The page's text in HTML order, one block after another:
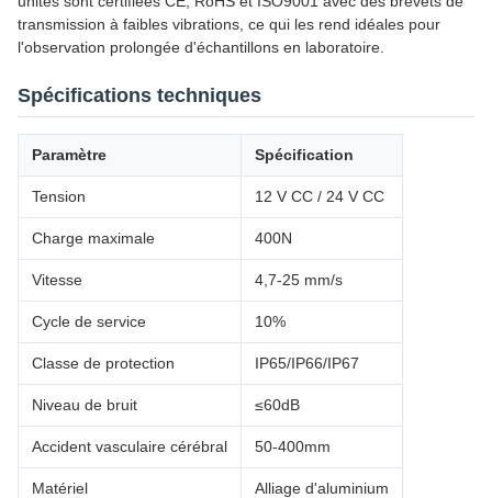
transmission à faibles vibrations, ce qui les rend idéales pour
l'observation prolongée d'échantillons en laboratoire.
Spécifications techniques
Paramètre Spécification
Tension 12 V CC / 24 V CC
Charge maximale 400N
Vitesse 4,7-25 mm/s
Cycle de service 10%
Classe de protection IP65/IP66/IP67
Niveau de bruit ≤60dB
Accident vasculaire cérébral 50-400mm
Matériel Alliage d'aluminium